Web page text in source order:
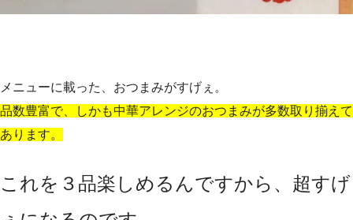
メニューに載った、おつまみがすげぇ。
品数豊富で、しかも中華アレンジのおつまみが多数取り揃えて
あります。
これを３品楽しめるんですから、超すげ